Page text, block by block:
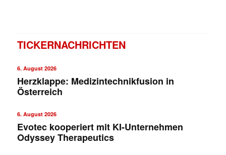
TICKERNACHRICHTEN
6. August 2026
Herzklappe: Medizintechnikfusion in
Österreich
6. August 2026
Evotec kooperiert mit KI-Unternehmen
Odyssey Therapeutics